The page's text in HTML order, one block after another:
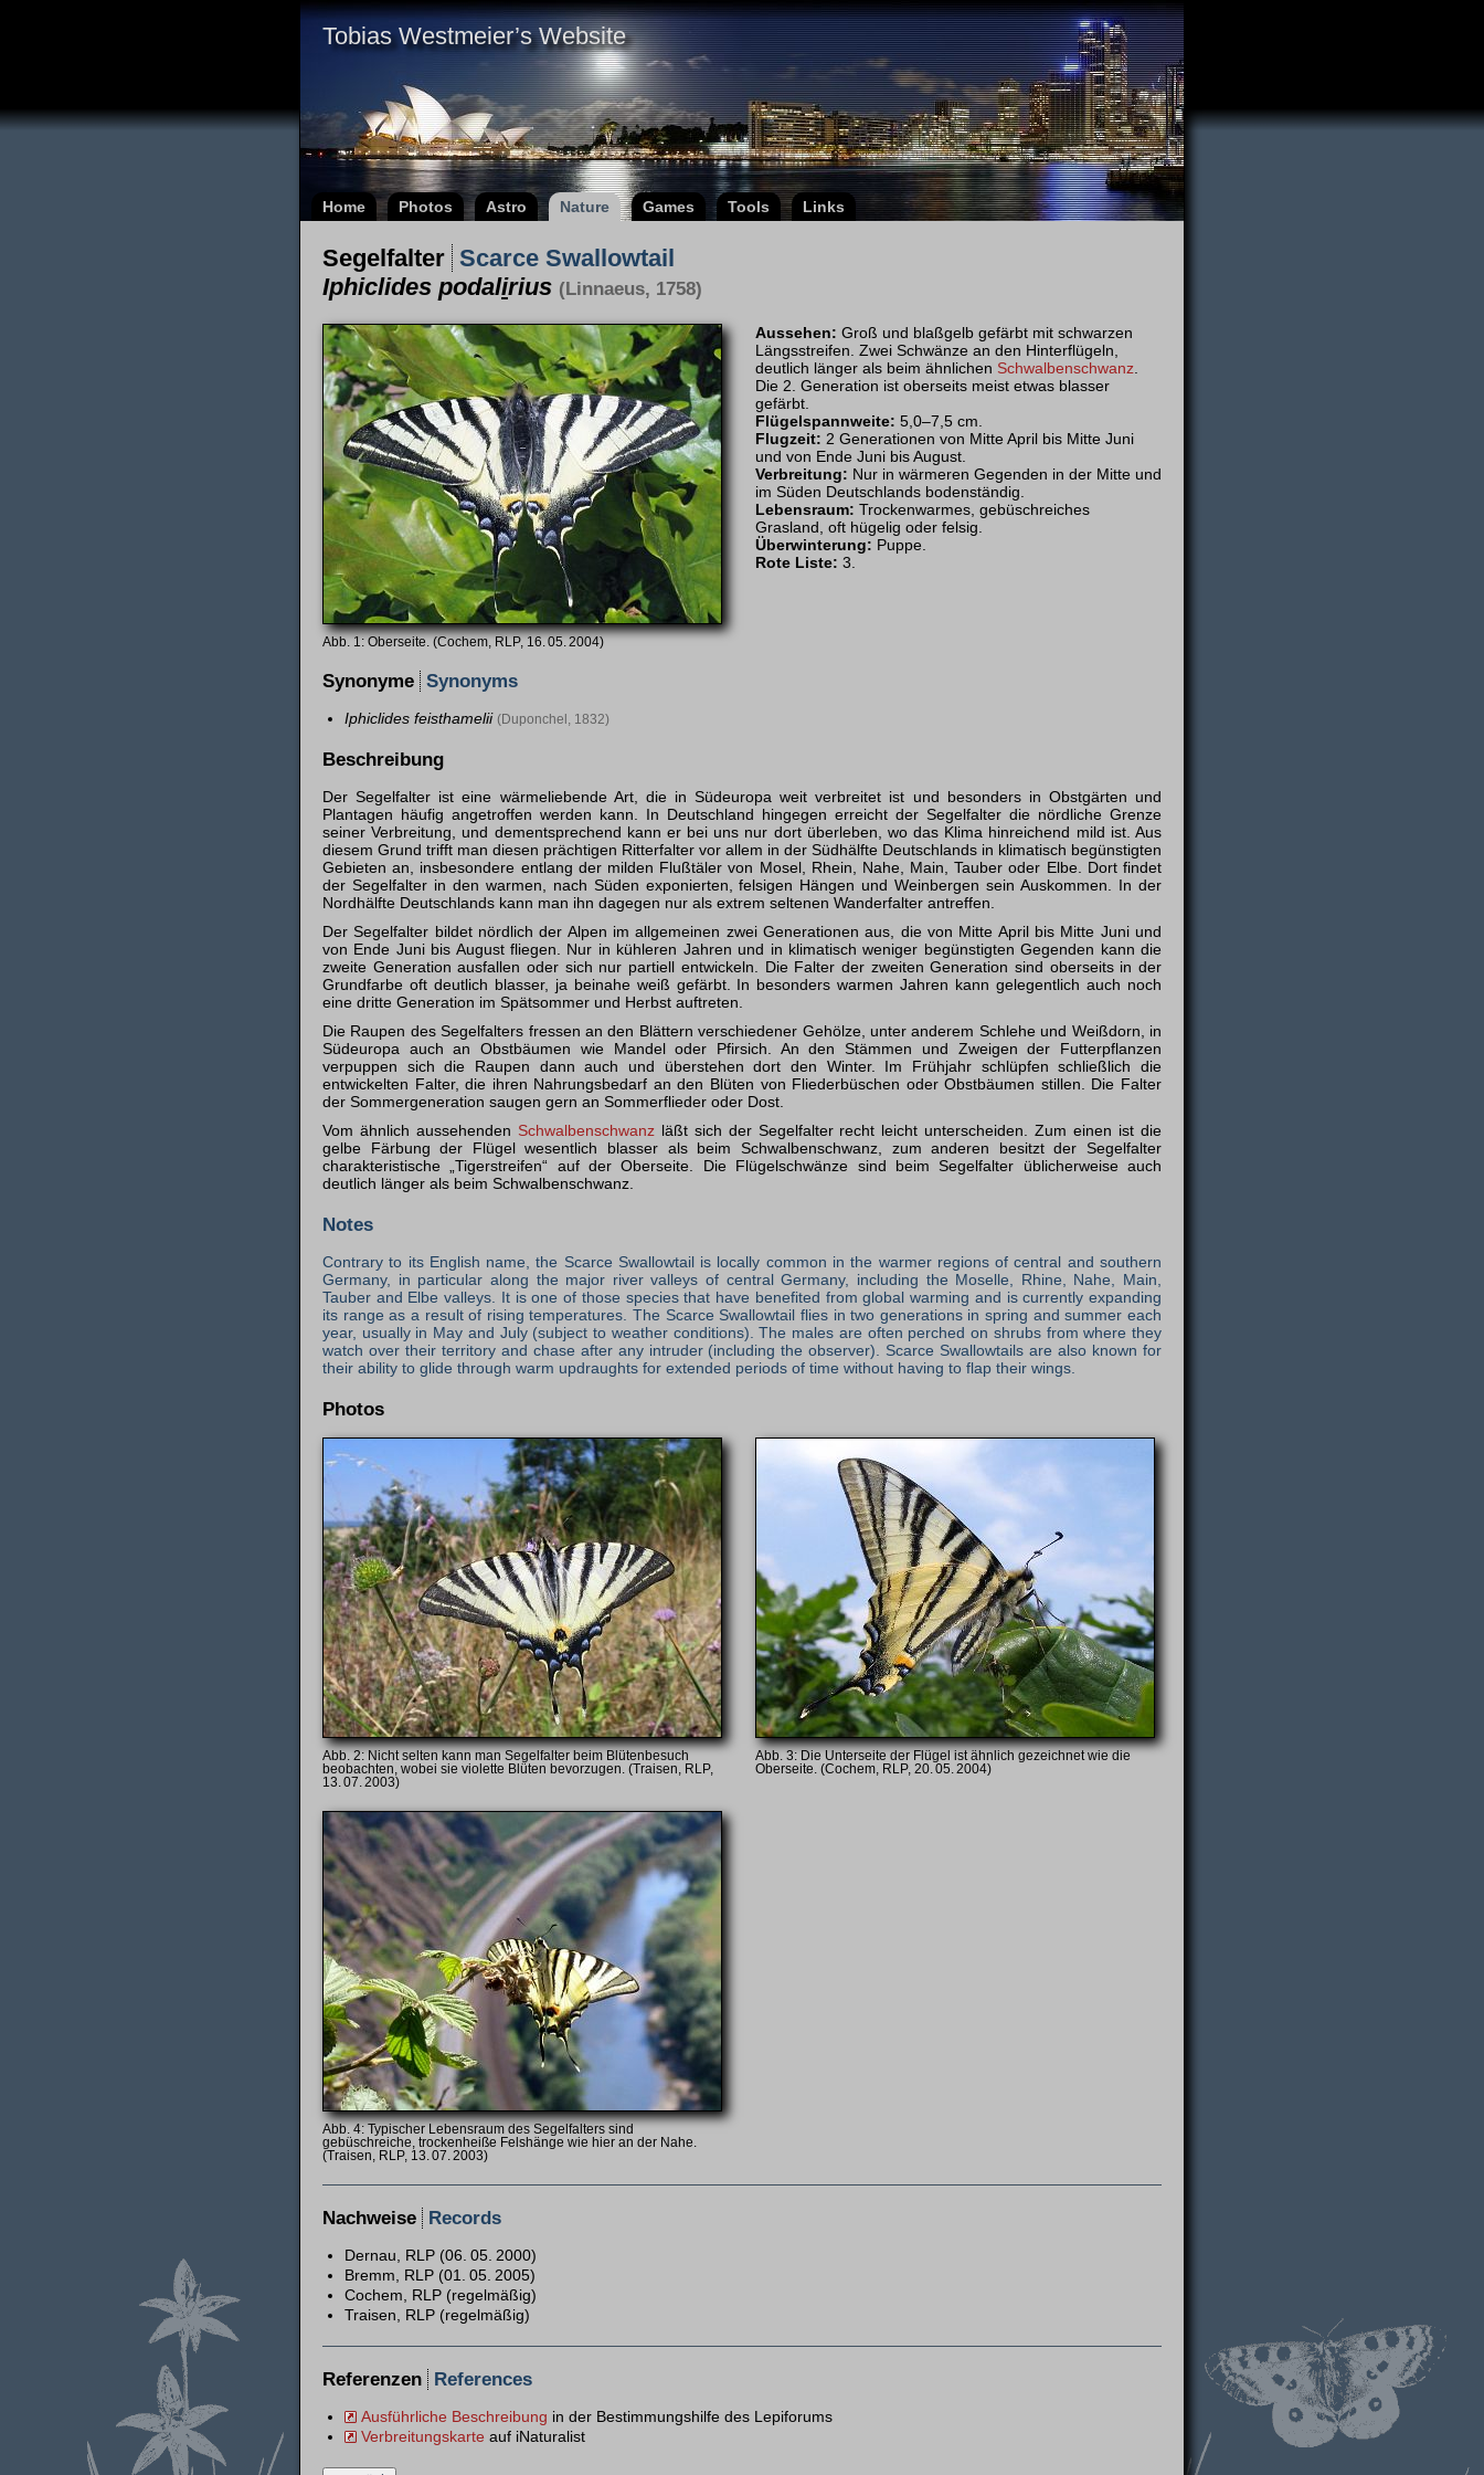
Tobias Westmeier’s Website
Home Photos Astro Nature Games Tools Links
Segelfalter Scarce Swallowtail
Iphiclides podalirius (Linnaeus, 1758)
Oberseite. (Cochem, RLP, 16. 05. 2004)
Aussehen: Groß und blaßgelb gefärbt mit schwarzen
Längsstreifen. Zwei Schwänze an den Hinterflügeln,
deutlich länger als beim ähnlichen Schwalbenschwanz
Die 2. Generation ist oberseits meist etwas blasser
gefärbt.
Flügelspannweite: 5,0–7,5 cm.
Flugzeit: 2 Generationen von Mitte April bis Mitte Juni
und von Ende Juni bis August.
Verbreitung: Nur in wärmeren Gegenden in der Mitte und
im Süden Deutschlands bodenständig.
Lebensraum: Trockenwarmes, gebüschreiches
Grasland, oft hügelig oder felsig.
Überwinterung: Puppe.
Rote Liste: 3.
Synonyme Synonyms
Iphiclides feisthamelii (Duponchel, 1832)
Beschreibung
Der Segelfalter ist eine wärmeliebende Art, die in Südeuropa weit verbreitet ist und besonders in Obstgärten und
Plantagen häufig angetroffen werden kann. In Deutschland hingegen erreicht der Segelfalter die nördliche Grenze
seiner Verbreitung, und dementsprechend kann er bei uns nur dort überleben, wo das Klima hinreichend mild ist. Aus
diesem Grund trifft man diesen prächtigen Ritterfalter vor allem in der Südhälfte Deutschlands in klimatisch begünstigten
Gebieten an, insbesondere entlang der milden Flußtäler von Mosel, Rhein, Nahe, Main, Tauber oder Elbe. Dort findet
der Segelfalter in den warmen, nach Süden exponierten, felsigen Hängen und Weinbergen sein Auskommen. In der
Nordhälfte Deutschlands kann man ihn dagegen nur als extrem seltenen Wanderfalter antreffen.
Der Segelfalter bildet nördlich der Alpen im allgemeinen zwei Generationen aus, die von Mitte April bis Mitte Juni und
von Ende Juni bis August fliegen. Nur in kühleren Jahren und in klimatisch weniger begünstigten Gegenden kann die
zweite Generation ausfallen oder sich nur partiell entwickeln. Die Falter der zweiten Generation sind oberseits in der
Grundfarbe oft deutlich blasser, ja beinahe weiß gefärbt. In besonders warmen Jahren kann gelegentlich auch noch
eine dritte Generation im Spätsommer und Herbst auftreten.
Die Raupen des Segelfalters fressen an den Blättern verschiedener Gehölze, unter anderem Schlehe und Weißdorn, in
Südeuropa auch an Obstbäumen wie Mandel oder Pfirsich. An den Stämmen und Zweigen der Futterpflanzen
verpuppen sich die Raupen dann auch und überstehen dort den Winter. Im Frühjahr schlüpfen schließlich die
entwickelten Falter, die ihren Nahrungsbedarf an den Blüten von Fliederbüschen oder Obstbäumen stillen. Die Falter
der Sommergeneration saugen gern an Sommerflieder oder Dost.
Vom ähnlich aussehenden Schwalbenschwanzläßt sich der Segelfalter recht leicht unterscheiden. Zum einen ist die
gelbe Färbung der Flügel wesentlich blasser als beim Schwalbenschwanz, zum anderen besitzt der Segelfalter
charakteristische „Tigerstreifen“ auf der Oberseite. Die Flügelschwänze sind beim Segelfalter üblicherweise auch
deutlich länger als beim Schwalbenschwanz.
Notes
Contrary to its English name, the Scarce Swallowtail is locally common in the warmer regions of central and southern
Germany, in particular along the major river valleys of central Germany, including the Moselle, Rhine, Nahe, Main,
Tauber and Elbe valleys. It is one of those species that have benefited from global warming and is currently expanding
its range as a result of rising temperatures. The Scarce Swallowtail flies in two generations in spring and summer each
year, usually in May and July (subject to weather conditions). The males are often perched on shrubs from where they
watch over their territory and chase after any intruder (including the observer). Scarce Swallowtails are also known for
their ability to glide through warm updraughts for extended periods of time without having to flap their wings.
Photos
Nicht selten kann man Segelfalter beim Blütenbesuch
beobachten, wobei sie violette Blüten bevorzugen. (Traisen, RLP,
13. 07. 2003)
Die Unterseite der Flügel ist ähnlich gezeichnet wie die
Oberseite. (Cochem, RLP, 20. 05. 2004)
Typischer Lebensraum des Segelfalters sind
gebüschreiche, trockenheiße Felshänge wie hier an der Nahe.
(Traisen, RLP, 13. 07. 2003)
Nachweise Records
Dernau, RLP (06. 05. 2000)
Bremm, RLP (01. 05. 2005)
Cochem, RLP (regelmäßig)
Traisen, RLP (regelmäßig)
Referenzen References
Ausführliche Beschreibung in der Bestimmungshilfe des Lepiforums
Verbreitungskarte auf iNaturalist